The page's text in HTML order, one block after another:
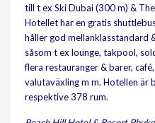
till t ex Ski Dubai (300 m) &
Hotellet har en gratis
håller god mellanklasstandard
såsom t ex lounge, takpool,
flera restauranger & barer,
valutaväxling m m. Hotellen är
respektive 378 rum.